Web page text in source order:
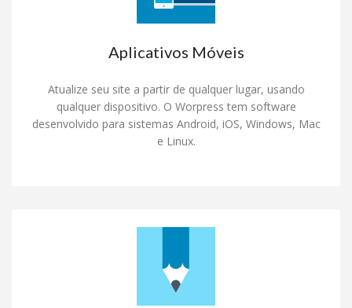
Aplicativos Móveis
Atualize seu site a partir de qualquer lugar, usando
qualquer dispositivo. O Worpress tem software
desenvolvido para sistemas Android, iOS, Windows, Mac
e Linux.